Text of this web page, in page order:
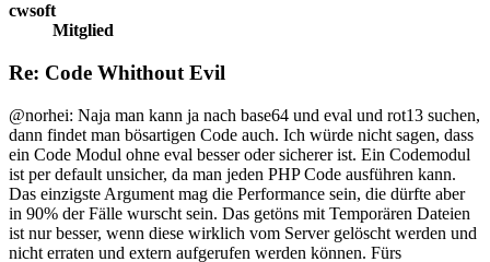
cwsoft
Mitglied
Re: Code Whithout Evil
@norhei: Naja man kann ja nach base64 und eval und rot13 suchen,
dann findet man bösartigen Code auch. Ich würde nicht sagen, dass
ein Code Modul ohne eval besser oder sicherer ist. Ein Codemodul
ist per default unsicher, da man jeden PHP Code ausführen kann.
Das einzigste Argument mag die Performance sein, die dürfte aber
in 90% der Fälle wurscht sein. Das getöns mit Temporären Dateien
ist nur besser, wenn diese wirklich vom Server gelöscht werden und
nicht erraten und extern aufgerufen werden können. Fürs